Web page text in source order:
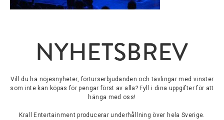
NYHETSBREV
Vill du ha nöjesnyheter, förturserbjudanden och tävlingar med vinster
som inte kan köpas för pengar först av alla? Fyll i dina uppgifter för att
hänga med oss!
Krall Entertainment producerar underhållning över hela Sverige.